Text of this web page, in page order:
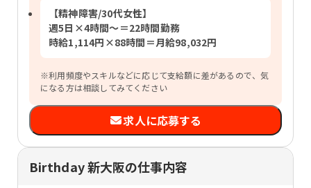
【精神障害/30代女性】
週5日×4時間〜＝22時間勤務
時給1,114円×88時間＝月給98,032円
※利用頻度やスキルなどに応じて支給額に差があるので、気
になる方は相談してみてください
求人に応募する
Birthday 新大阪の仕事内容